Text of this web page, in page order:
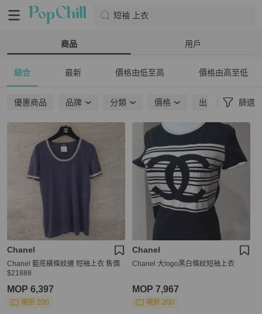
短袖 上衣
商品 用戶
綜合 最新 價格由低至高 價格由高至低
優惠商品 品牌 分類 價格 出貨地點 篩選
Chanel
Chanel 藍底橫條紋邊 短袖上衣 售價
$21888
MOP 6,397
現折 200
Chanel
Chanel 大logo黑白條紋短袖上衣
MOP 7,967
現折 200